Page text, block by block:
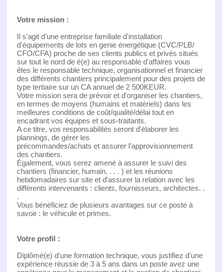
Votre mission :
Il s'agit d'une entreprise familiale d'installation
d'équipements de lots en genie énergétique (CVC/PLB/
CFO/CFA) proche de ses clients publics et privés situés
sur tout le nord de é(e) au responsable d'affaires vous
êtes le responsable technique, organisationnel et financier
des différents chantiers principalement pour des projets de
type tertiaire sur un CA annuel de 2 500KEUR.
Votre mission sera de prévoir et d'organiser les chantiers,
en termes de moyens (humains et matériels) dans les
meilleures conditions de coût/qualité/délai tout en
encadrant vos équipes et sous-traitants.
A ce titre, vos responsabilités seront d'élaborer les
plannings, de gérer les
précommandes/achats et assurer l'approvisionnement
des chantiers.
Également, vous serez amené à assurer le suivi des
chantiers (financier, humain, . . . ) et les réunions
hebdomadaires sur site et d'assurer la relation avec les
différents intervenants : clients, fournisseurs, architectes. .
.
Vous bénéficiez de plusieurs avantages sur ce poste à
savoir : le véhicule et primes.
Votre profil :
Diplômé(e) d'une formation technique, vous justifiez d'une
expérience réussie de 3 à 5 ans dans un poste avez une